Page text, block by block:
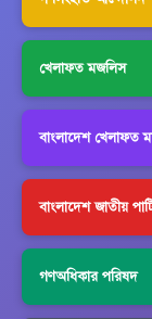
খেলাফত মজলিস
বাংলাদেশ খেলাফত
বাংলাদেশ জাতীয়
গণঅধিকার পরিষদ